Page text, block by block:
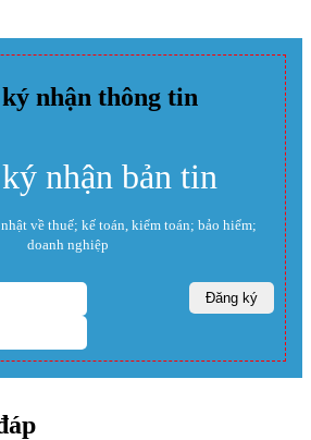
nhận thông tin
nhận bản tin
về thuế; kế toán, kiểm toán; bảo hiểm;
doanh nghiệp